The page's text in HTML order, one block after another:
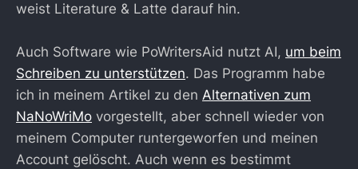
weist Literature & Latte darauf hin.
Auch Software wie PoWritersAid nutzt AI, um beim
Schreiben zu unterstützen. Das Programm habe
ich in meinem Artikel zu den Alternativen zum
NaNoWriMo vorgestellt, aber schnell wieder von
meinem Computer runtergeworfen und meinen
Account gelöscht. Auch wenn es bestimmt